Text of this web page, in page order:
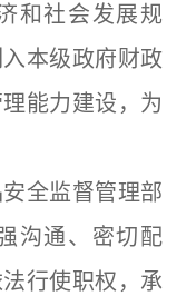
和社会发展规
本级政府财政
能力建设，为
全监督管理部
沟通、密切配
行使职权，承